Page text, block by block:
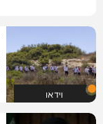
וידאו